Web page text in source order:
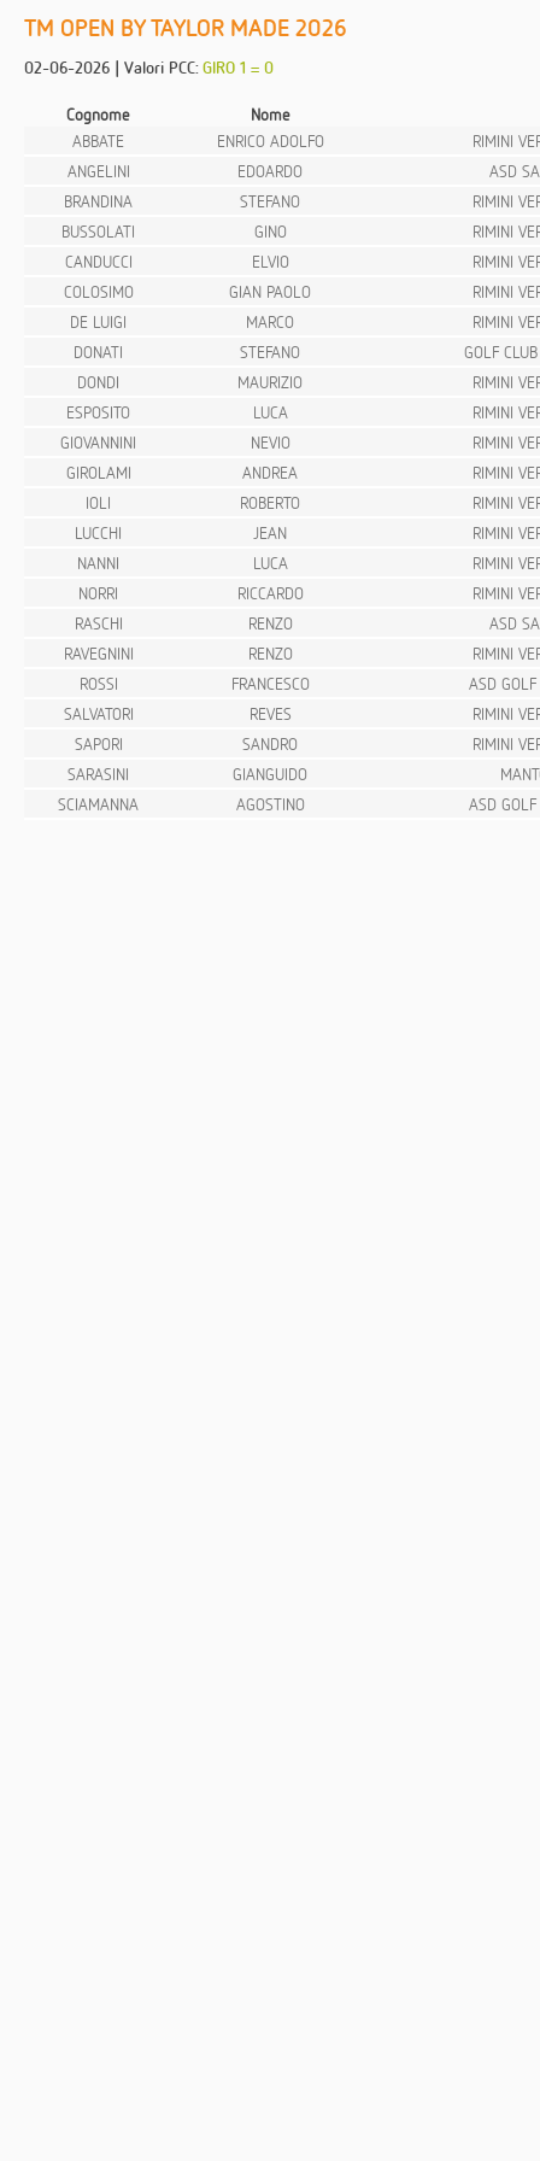
TM OPEN BY TAYLOR MADE 2026
02-06-2026 | Valori PCC:GIRO 1 = 0
Cognome
Nome
ABBATE
ENRICO ADOLFO
RIMINI
ANGELINI
EDOARDO
ASD
BRANDINA
STEFANO
RIMINI
BUSSOLATI
GINO
RIMINI
CANDUCCI
ELVIO
RIMINI
COLOSIMO
GIAN PAOLO
RIMINI
DE LUIGI
MARCO
RIMINI
DONATI
STEFANO
GOLF
DONDI
MAURIZIO
RIMINI
ESPOSITO
LUCA
RIMINI
GIOVANNINI
NEVIO
RIMINI
GIROLAMI
ANDREA
RIMINI
IOLI
ROBERTO
RIMINI
LUCCHI
JEAN
RIMINI
NANNI
LUCA
RIMINI
NORRI
RICCARDO
RIMINI
RASCHI
RENZO
ASD
RAVEGNINI
RENZO
RIMINI
ROSSI
FRANCESCO
ASD
SALVATORI
REVES
RIMINI
SAPORI
SANDRO
RIMINI
SARASINI
GIANGUIDO
SCIAMANNA
AGOSTINO ASD